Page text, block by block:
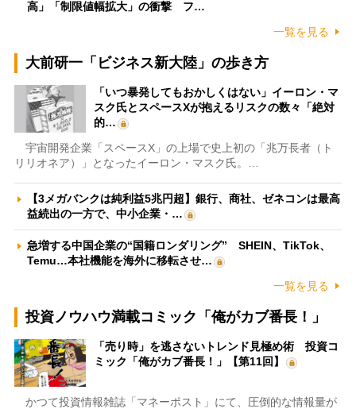
高」「制限値幅拡大」の衝撃 フ…
一覧を見る
大前研一「ビジネス新大陸」の歩き方
「いつ暴発してもおかしくはない」イーロン・マ
スク氏とスペースXが抱えるリスクの数々「絶対
的…
宇宙開発企業「スペースX」の上場で史上初の「兆万長者（ト
リリオネア）」となったイーロン・マスク氏。…
【3メガバンクは純利益5兆円超】銀行、商社、ゼネコンは最高
益続出の一方で、中小企業・…
急増する中国企業の“国籍ロンダリング” SHEIN、TikTok、
Temu…本社機能を海外に移転させ…
一覧を見る
投資ノウハウ満載コミック「俺がカブ番長！」
「売り時」を逃さないトレンド見極め術 投資コ
ミック「俺がカブ番長！」【第11回】
かつて投資情報雑誌「マネーポスト」にて、圧倒的な情報量が